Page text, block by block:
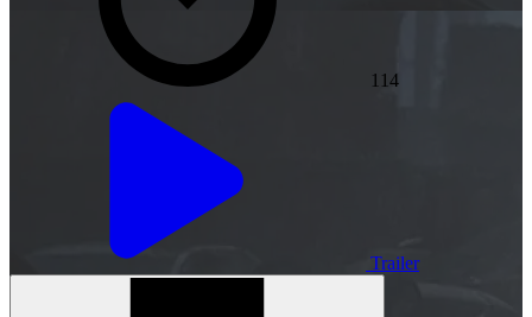
114
Trailer